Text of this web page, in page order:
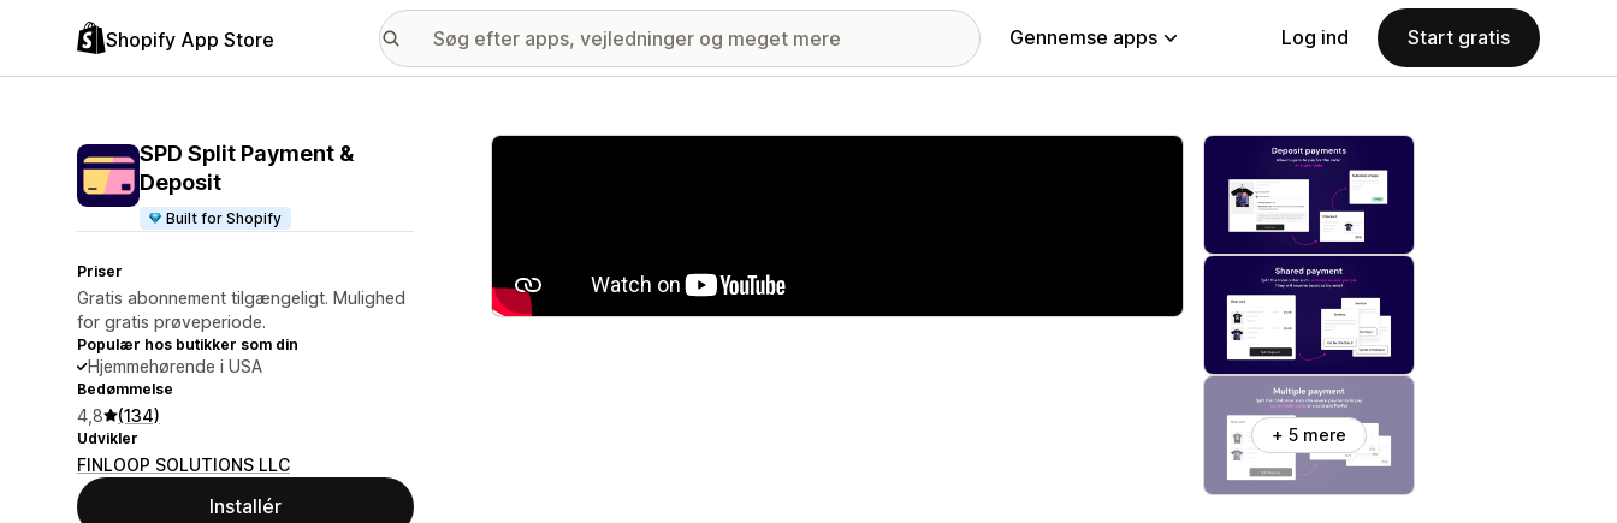
Shopify App Store Gennemse apps Log ind Start gratis
SPD Split Payment &
Deposit
Built for Shopify
Priser
Gratis abonnement tilgængeligt. Mulighed
for gratis prøveperiode.
Populær hos butikker som din
Hjemmehørende i USA
Bedømmelse
4,8 (134)
Udvikler
FINLOOP SOLUTIONS LLC
Installér
Galleri med udvalgte billeder
+ 5 mere